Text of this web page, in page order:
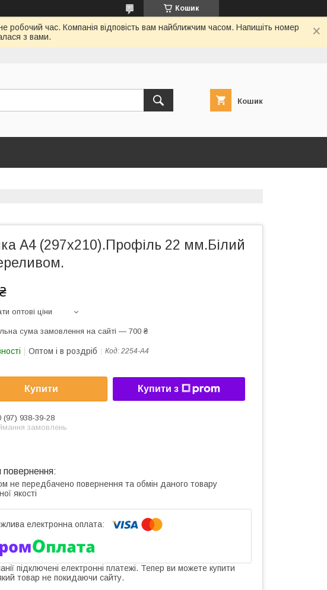
Кошик
робочий час. Компанія відповість вам найближчим часом. Напишіть номер
з вами.
Кошик
А4 (297х210).Профіль 22 мм.Білий
оптові ціни
сума замовлення на сайті — 700 ₴
Оптом і в роздріб Код: 2254-A4
Купити Купити з
(97) 938-39-28
замовлень
не передбачено повернення та обмін даного товару
якості
підключені електронні платежі. Тепер ви можете купити
товар не покидаючи сайту.